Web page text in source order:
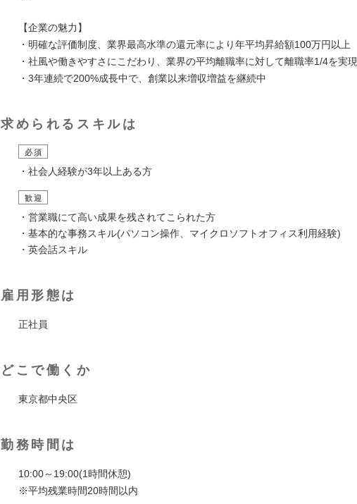
【企業の魅力】
・明確な評価制度、業界最高水準の還元率により年平均昇給額100万円以上
・社風や働きやすさにこだわり、業界の平均離職率に対して離職率1/4を実現
・3年連続で200%成長中で、創業以来増収増益を継続中
求められるスキルは
必須
・社会人経験が3年以上ある方
歓迎
・営業職にて高い成果を残されてこられた方
・基本的な事務スキル(パソコン操作、マイクロソフトオフィス利用経験)
・英会話スキル
雇用形態は
正社員
どこで働くか
東京都中央区
勤務時間は
10:00～19:00(1時間休憩)
※平均残業時間20時間以内